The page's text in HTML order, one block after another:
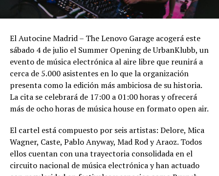
El Autocine Madrid – The Lenovo Garage acogerá este
sábado 4 de julio el Summer Opening de UrbanKlubb, un
evento de música electrónica al aire libre que reunirá a
cerca de 5.000 asistentes en lo que la organización
presenta como la edición más ambiciosa de su historia.
La cita se celebrará de 17:00 a 01:00 horas y ofrecerá
más de ocho horas de música house en formato open air.
El cartel está compuesto por seis artistas: Delore, Mica
Wagner, Caste, Pablo Anyway, Mad Rod y Araoz. Todos
ellos cuentan con una trayectoria consolidada en el
circuito nacional de música electrónica y han actuado